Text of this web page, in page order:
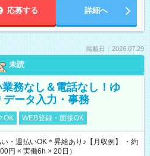
応募する 詳細へ
掲載日：2026.07.29
未読
業務なし＆電話なし！ゆ
データ入力・事務
OK WEB登録・面接OK
・週払いOK＊昇給あり♪【月収例】 ・約
円 × 実働6h × 20日）